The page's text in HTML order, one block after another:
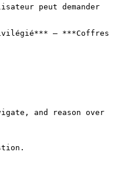
peut demander
– ***Coffres
and reason over